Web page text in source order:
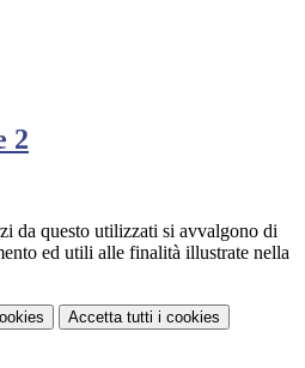
2
da questo utilizzati si avvalgono di
ed utili alle finalità illustrate nella
Accetta tutti i cookies